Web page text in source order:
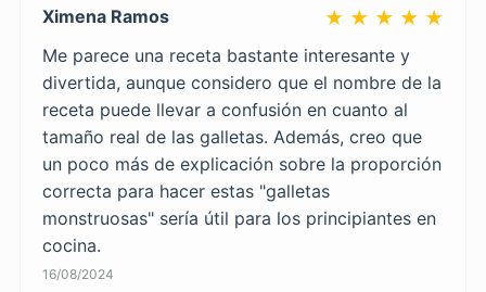
Ximena Ramos ★ ★ ★ ★ ★
Me parece una receta bastante interesante y
divertida, aunque considero que el nombre de la
receta puede llevar a confusión en cuanto al
tamaño real de las galletas. Además, creo que
un poco más de explicación sobre la proporción
correcta para hacer estas "galletas
monstruosas" sería útil para los principiantes en
cocina.
16/08/2024